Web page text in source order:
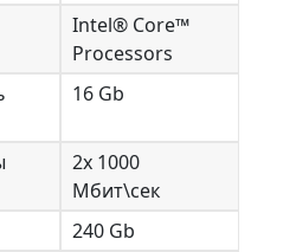
Intel® Core™
Processors
16 Gb
2x 1000
Мбит\сек
240 Gb